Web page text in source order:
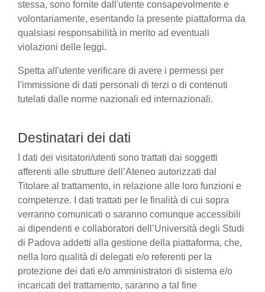
stessa, sono fornite dall'utente consapevolmente e
volontariamente, esentando la presente piattaforma da
qualsiasi responsabilità in merito ad eventuali
violazioni delle leggi.
Spetta all'utente verificare di avere i permessi per
l'immissione di dati personali di terzi o di contenuti
tutelati dalle norme nazionali ed internazionali.
Destinatari dei dati
I dati dei visitatori/utenti sono trattati dai soggetti
afferenti alle strutture dell’Ateneo autorizzati dal
Titolare al trattamento, in relazione alle loro funzioni e
competenze. I dati trattati per le finalità di cui sopra
verranno comunicati o saranno comunque accessibili
ai dipendenti e collaboratori dell’Università degli Studi
di Padova addetti alla gestione della piattaforma, che,
nella loro qualità di delegati e/o referenti per la
protezione dei dati e/o amministratori di sistema e/o
incaricati del trattamento, saranno a tal fine